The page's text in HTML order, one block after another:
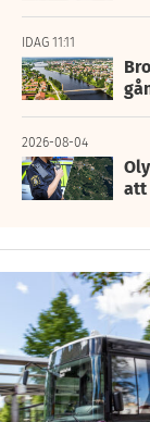
IDAG 11:11
2026-08-04
att